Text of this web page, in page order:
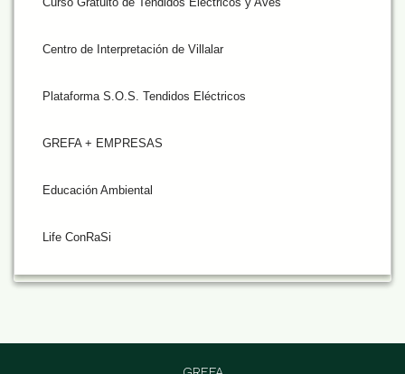
Centro de Interpretación de Villalar
Plataforma S.O.S. Tendidos Eléctricos
GREFA + EMPRESAS
Educación Ambiental
Life ConRaSi